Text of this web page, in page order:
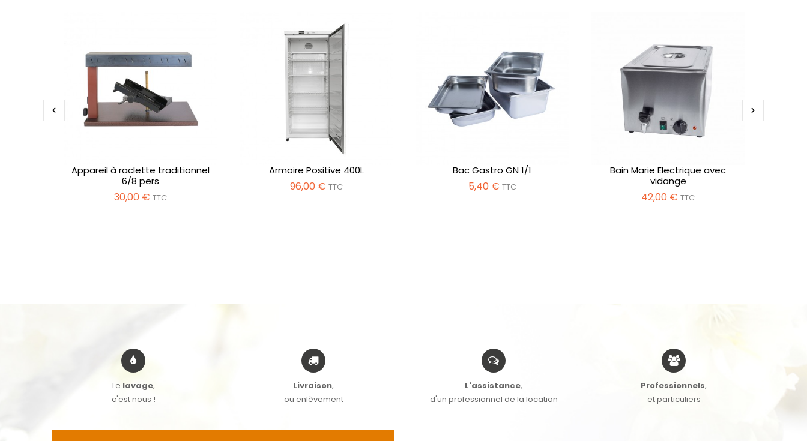
 
Appareil à raclette traditionnel
6/8 pers
30,00 € TTC
Armoire Positive 400L
96,00 € TTC
Bac Gastro GN 1/1
5,40 € TTC
Bain Marie Electrique avec
vidange
42,00 € TTC
Le lavage,
c'est nous !
Livraison,
ou enlèvement
L'assistance,
d'un professionnel de la location
Professionnels,
et particuliers